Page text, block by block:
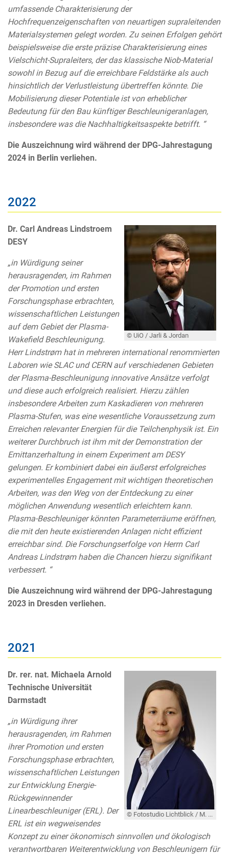
umfassende Charakterisierung der
Hochfrequenzeigenschaften von neuartigen supraleitenden
Materialsystemen gelegt worden. Zu seinen Erfolgen gehört
beispielsweise die erste präzise Charakterisierung eines
Vielschicht-Supraleiters, der das klassische Niob-Material
sowohl in Bezug auf die erreichbare Feldstärke als auch
hinsichtlich der Verlustleistung übertreffen könnte. Die
Mobilisierung dieser Potentiale ist von erheblicher
Bedeutung für den Bau künftiger Beschleunigeranlagen,
insbesondere was die Nachhaltigkeitsaspekte betrifft. “
Die Auszeichnung wird während der DPG-Jahrestagung
2024 in Berlin verliehen.
2022
© UiO / Jarli & Jordan
Dr. Carl Andreas Lindstroem
DESY
„in Würdigung seiner
herausragenden, im Rahmen
der Promotion und ersten
Forschungsphase erbrachten,
wissenschaftlichen Leistungen
auf dem Gebiet der Plasma-
Wakefield Beschleunigung.
Herr Lindstrøm hat in mehreren international renommierten
Laboren wie SLAC und CERN auf verschiedenen Gebieten
der Plasma-Beschleunigung innovative Ansätze verfolgt
und diese auch erfolgreich realisiert. Hierzu zählen
insbesondere Arbeiten zum Kaskadieren von mehreren
Plasma-Stufen, was eine wesentliche Voraussetzung zum
Erreichen relevanter Energien für die Teilchenphysik ist. Ein
weiterer Durchbruch ist ihm mit der Demonstration der
Emittanzerhaltung in einem Experiment am DESY
gelungen. Er kombiniert dabei ein äußerst erfolgreiches
experimentelles Engagement mit wichtigen theoretischen
Arbeiten, was den Weg von der Entdeckung zu einer
möglichen Anwendung wesentlich erleichtern kann.
Plasma-Beschleuniger könnten Parameterräume eröffnen,
die mit den heute existierenden Anlagen nicht effizient
erreichbar sind. Die Forschungserfolge von Herrn Carl
Andreas Lindstrøm haben die Chancen hierzu signifikant
verbessert. “
Die Auszeichnung wird während der DPG-Jahrestagung
2023 in Dresden verliehen.
2021
© Fotostudio Lichtblick / M. Arnold
Dr. rer. nat. Michaela Arnold
Technische Universität
Darmstadt
„in Würdigung ihrer
herausragenden, im Rahmen
ihrer Promotion und ersten
Forschungsphase erbrachten,
wissenschaftlichen Leistungen
zur Entwicklung Energie-
Rückgewinnender
Linearbeschleuniger (ERL). Der
ERL ist ein wegweisendes
Konzept zu einer ökonomisch sinnvollen und ökologisch
verantwortbaren Weiterentwicklung von Beschleunigern für